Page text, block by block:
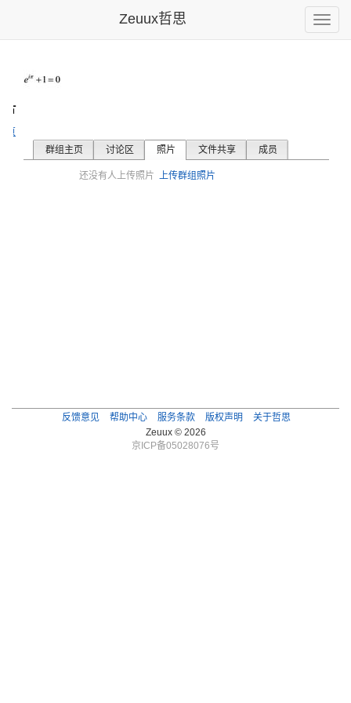
Toggle
Zeuux哲思
片
页
群组主页
讨论区 照片 文件共享 成员
还没有人上传照片 上传群组照片
反馈意见 帮助中心 服务条款 版权声明
关于哲思
Zeuux © 2026
京ICP备05028076号